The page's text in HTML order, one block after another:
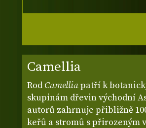
Camellia
RodCamelliapatří k
skupinám dřevin východní
autorů zahrnuje přibližně
keřů a stromů s přirozeným